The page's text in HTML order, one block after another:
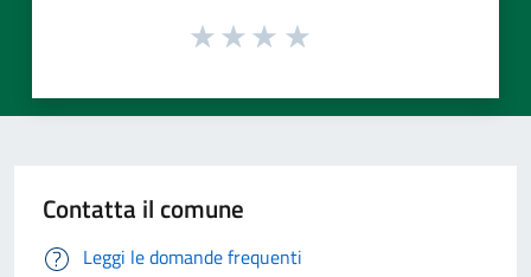
Contatta il comune
Leggi le domande frequenti